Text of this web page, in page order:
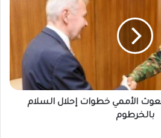
الأممي خطوات إحلال السلام
بالخرطوم